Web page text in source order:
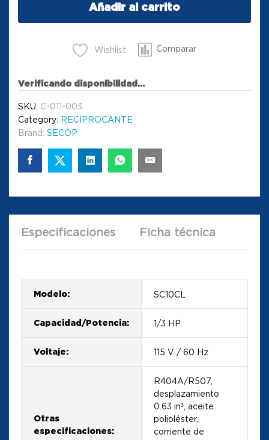
Añadir al carrito
Wishlist Comparar
Verificando disponibilidad...
SKU: C-011-003
Category: RECIPROCANTE
Brand: SECOP
Especificaciones Ficha técnica
Modelo: SC10CL
Capacidad/Potencia: 1/3 HP
Voltaje: 115 V / 60 Hz
Otras
especificaciones:
R404A/R507,
desplazamiento
0.63 in³, aceite
polioléster,
corriente de